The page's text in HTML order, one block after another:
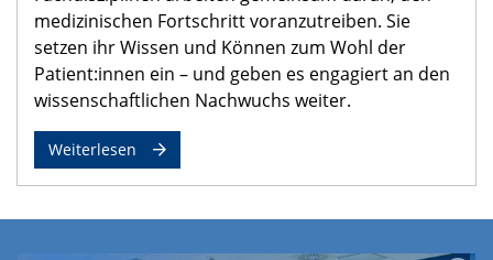
medizinischen Fortschritt voranzutreiben. Sie
setzen ihr Wissen und Können zum Wohl der
Patient:innen ein – und geben es engagiert an den
wissenschaftlichen Nachwuchs weiter.
Weiterlesen